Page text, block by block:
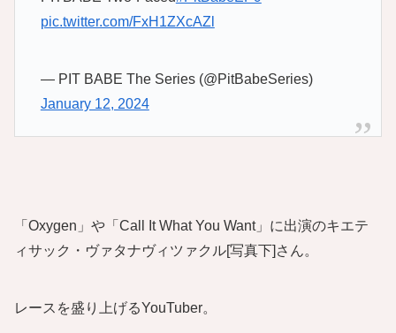
pic.twitter.com/FxH1ZXcAZl
— PIT BABE The Series (@PitBabeSeries)
January 12, 2024
「Oxygen」や「Call It What You Want」に出演のキエテ
ィサック・ヴァタナヴィツァクル[写真下]さん。
レースを盛り上げるYouTuber。